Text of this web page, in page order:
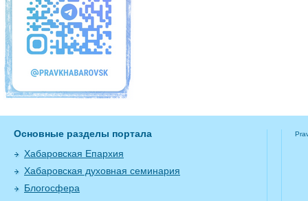
Основные разделы портала
Хабаровская Епархия
Хабаровская духовная семинария
Блогосфера